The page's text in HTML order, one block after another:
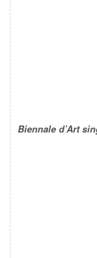
Biennale d’Art